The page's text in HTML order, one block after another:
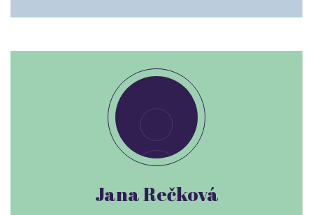
Jana Rečková